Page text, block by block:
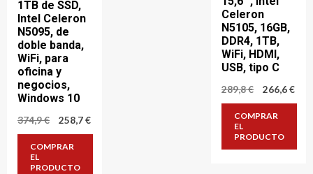
1TB de SSD,
Intel Celeron
N5095, de
doble banda,
WiFi, para
oficina y
negocios,
Windows 10
374,9€
El
original
374,9 €.
258,7€El
COMPRAR
EL
PRODUCTO
Celeron
N5105, 16GB,
DDR4, 1TB,
WiFi, HDMI,
USB, tipo C
289,8€
El
original
289,8 €.
266,6€El
COMPRAR
EL
PRODUCTO